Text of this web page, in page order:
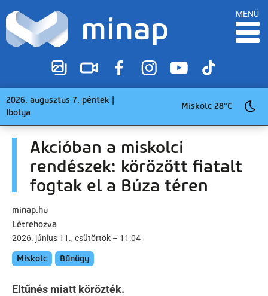
MENÜ
2026. augusztus 7. péntek |
Ibolya
Miskolc 28°C
Akcióban a miskolci
rendészek: körözött fiatalt
fogtak el a Búza téren
minap.hu
Létrehozva
2026. június 11., csütörtök – 11:04
Miskolc Bűnügy
Eltűnés miatt körözték.